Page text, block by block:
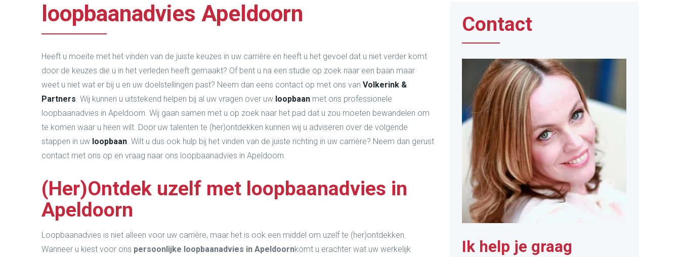
loopbaanadvies Apeldoorn
Heeft u moeite met het vinden van de juiste keuzes in uw carrière en heeft u het gevoel dat u niet verder komt
door de keuzes die u in het verleden heeft gemaakt? Of bent u na een studie op zoek naar een baan maar
weet u niet wat er bij u en uw doelstellingen past? Neem dan eens contact op met ons van Volkerink &
Partners. Wij kunnen u uitstekend helpen bij al uw vragen over uw loopbaan met ons professionele
loopbaanadvies in Apeldoorn. Wij gaan samen met u op zoek naar het pad dat u zou moeten bewandelen om
te komen waar u heen wilt. Door uw talenten te (her)ontdekken kunnen wij u adviseren over de volgende
stappen in uw loopbaan. Wilt u dus ook hulp bij het vinden van de juiste richting in uw carrière? Neem dan gerust
contact met ons op en vraag naar ons loopbaanadvies in Apeldoorn.
(Her)Ontdek uzelf met loopbaanadvies in
Apeldoorn
Loopbaanadvies is niet alleen voor uw carrière, maar het is ook een middel om uzelf te (her)ontdekken.
Wanneer u kiest voor ons persoonlijke loopbaanadvies in Apeldoornkomt u erachter wat uw werkelijk
Contact
Ik help je graag